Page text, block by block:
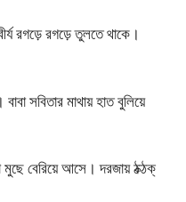
রগড়ে রগড়ে তুলতে থাকে।
সবিতার মাথায় হাত বুলিয়ে
বেরিয়ে আসে। দরজায় ঠক্ঠক্